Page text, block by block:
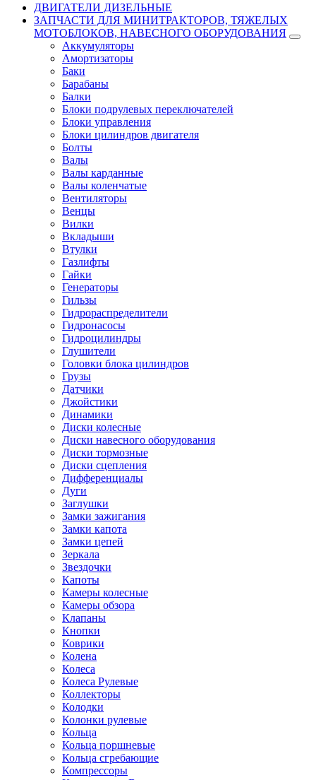
ДВИГАТЕЛИ ДИЗЕЛЬНЫЕ
ЗАПЧАСТИ ДЛЯ МИНИТРАКТОРОВ, ТЯЖЕЛЫХ
МОТОБЛОКОВ, НАВЕСНОГО ОБОРУДОВАНИЯ
Аккумуляторы
Амортизаторы
Баки
Барабаны
Балки
Блоки подрулевых переключателей
Блоки управления
Блоки цилиндров двигателя
Болты
Валы
Валы карданные
Валы коленчатые
Вентиляторы
Венцы
Вилки
Вкладыши
Втулки
Газлифты
Гайки
Генераторы
Гильзы
Гидрораспределители
Гидронасосы
Гидроцилиндры
Глушители
Головки блока цилиндров
Грузы
Датчики
Джойстики
Динамики
Диски колесные
Диски навесного оборудования
Диски тормозные
Диски сцепления
Дифференциалы
Дуги
Заглушки
Замки зажигания
Замки капота
Замки цепей
Зеркала
Звездочки
Капоты
Камеры колесные
Камеры обзора
Клапаны
Кнопки
Коврики
Колена
Колеса
Колеса Рулевые
Коллекторы
Колодки
Колонки рулевые
Кольца
Кольца поршневые
Кольца сгребающие
Компрессоры